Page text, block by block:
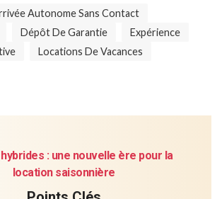
Autonome Sans Contact
Dépôt De Garantie
Expérience
Locations De Vacances
: une nouvelle ère pour la
location saisonnière